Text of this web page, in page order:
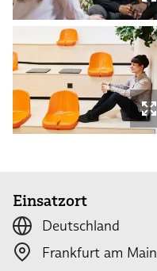
Einsatzort
Deutschland
Frankfurt am Main